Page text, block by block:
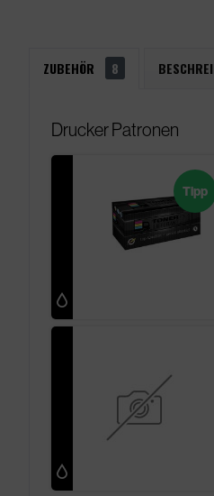
ZUBEHÖR 8
Drucker Patronen
Tipp